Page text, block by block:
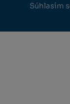
Súhlasím